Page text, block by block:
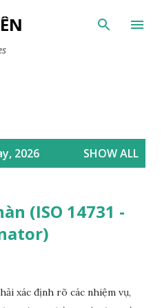
content
2026 SHOW ALL
(ISO 14731 -
xác định rõ các nhiệm vụ,